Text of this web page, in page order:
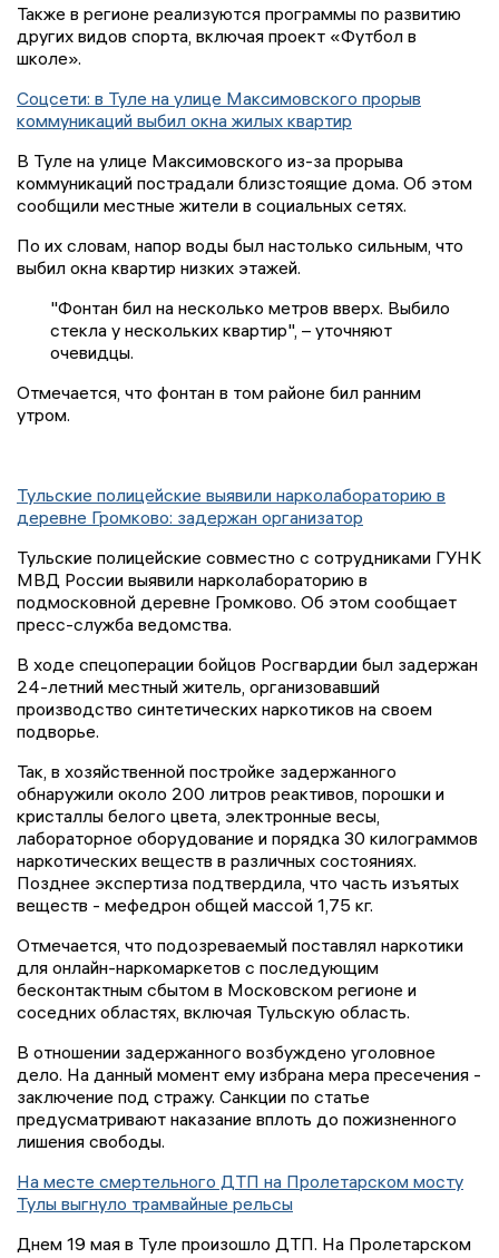
Также в регионе реализуются программы по развитию
других видов спорта, включая проект «Футбол в
школе».
Соцсети: в Туле на улице Максимовского прорыв
коммуникаций выбил окна жилых квартир
В Туле на улице Максимовского из-за прорыва
коммуникаций пострадали близстоящие дома. Об этом
сообщили местные жители в социальных сетях.
По их словам, напор воды был настолько сильным, что
выбил окна квартир низких этажей.
"Фонтан бил на несколько метров вверх. Выбило
стекла у нескольких квартир", – уточняют
очевидцы.
Отмечается, что фонтан в том районе бил ранним
утром.
Тульские полицейские выявили нарколабораторию в
деревне Громково: задержан организатор
Тульские полицейские совместно с сотрудниками ГУНК
МВД России выявили нарколабораторию в
подмосковной деревне Громково. Об этом сообщает
пресс-служба ведомства.
В ходе спецоперации бойцов Росгвардии был задержан
24-летний местный житель, организовавший
производство синтетических наркотиков на своем
подворье.
Так, в хозяйственной постройке задержанного
обнаружили около 200 литров реактивов, порошки и
кристаллы белого цвета, электронные весы,
лабораторное оборудование и порядка 30 килограммов
наркотических веществ в различных состояниях.
Позднее экспертиза подтвердила, что часть изъятых
веществ - мефедрон общей массой 1,75 кг.
Отмечается, что подозреваемый поставлял наркотики
для онлайн-наркомаркетов с последующим
бесконтактным сбытом в Московском регионе и
соседних областях, включая Тульскую область.
В отношении задержанного возбуждено уголовное
дело. На данный момент ему избрана мера пресечения -
заключение под стражу. Санкции по статье
предусматривают наказание вплоть до пожизненного
лишения свободы.
На месте смертельного ДТП на Пролетарском мосту
Тулы выгнуло трамвайные рельсы
Днем 19 мая в Туле произошло ДТП. На Пролетарском